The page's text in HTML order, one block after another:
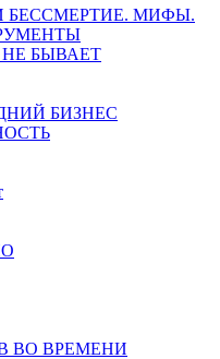
БЕССМЕРТИЕ. МИФЫ.
БЫВАЕТ
БИЗНЕС
ВО ВРЕМЕНИ